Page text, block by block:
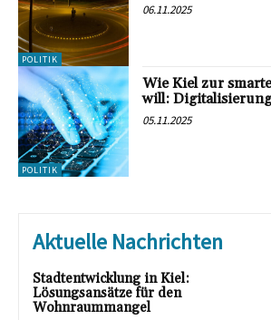
POLITIK
06.11.2025
POLITIK
Wie Kiel zur
will:
05.11.2025
Aktuelle Nachrichten
Stadtentwicklung in Kiel:
Lösungsansätze für den
Wohnraummangel